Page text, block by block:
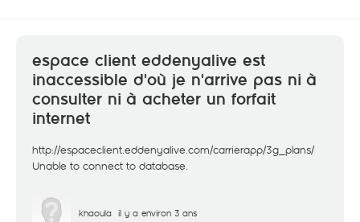
espace client eddenyalive est
inaccessible d'où je n'arrive pas ni à
consulter ni à acheter un forfait
internet
http://espaceclient.eddenyalive.com/carrierapp/3g_plans/
Unable to connect to database.
khaoula il y a environ 3 ans